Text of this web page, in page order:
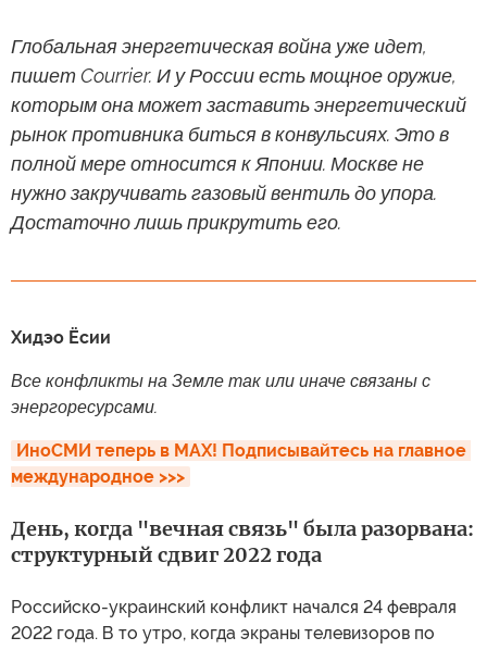
Глобальная энергетическая война уже идет,
пишет Courrier. И у России есть мощное оружие,
которым она может заставить энергетический
рынок противника биться в конвульсиях. Это в
полной мере относится к Японии. Москве не
нужно закручивать газовый вентиль до упора.
Достаточно лишь прикрутить его.
Хидэо Ёсии
Все конфликты на Земле так или иначе связаны с
энергоресурсами.
ИноСМИ теперь в MAX! Подписывайтесь на главное
международное >>>
День, когда "вечная связь" была разорвана:
структурный сдвиг 2022 года
Российско-украинский конфликт начался 24 февраля
2022 года. В то утро, когда экраны телевизоров по